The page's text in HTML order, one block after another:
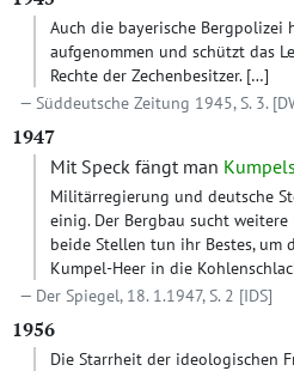
Auch die bayerische Bergpolizei
aufgenommen und schützt das
Rechte der Zechenbesitzer. […]
Süddeutsche Zeitung 1945, S. 3.
1947
Mit Speck fängt man Kumpels
Militärregierung und deutsche
einig. Der Bergbau sucht
beide Stellen tun ihr Bestes, um
Kumpel-Heer in die
Der Spiegel, 18. 1.1947, S. 2 [IDS]
1956
Die Starrheit der ideologischen